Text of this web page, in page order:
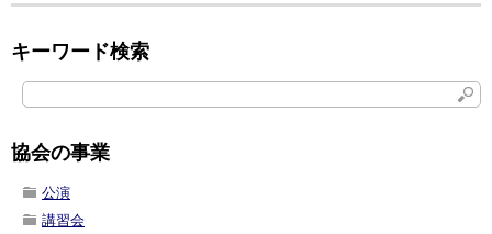
キーワード検索
協会の事業
公演
講習会